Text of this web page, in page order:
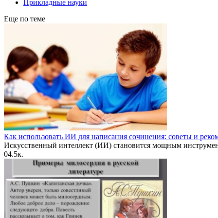
Прикладные науки
Еще по теме
Как использовать ИИ для написания сочинения: советы и
Искусственный интеллект (ИИ) становится мощным
04.5к.